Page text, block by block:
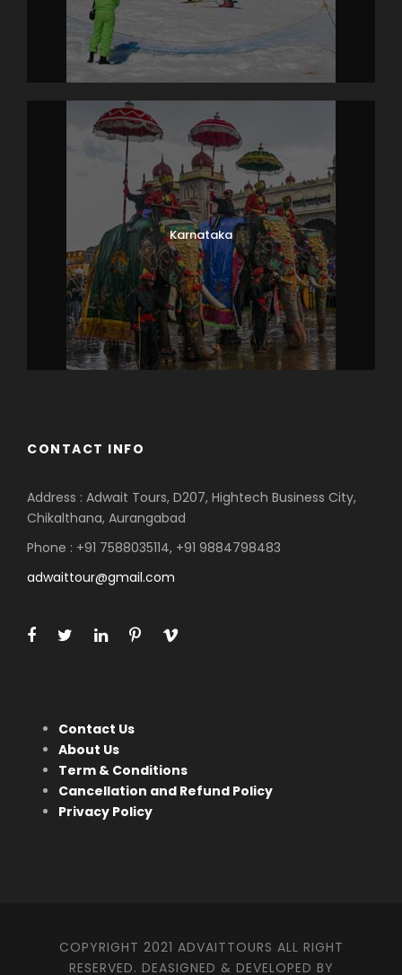
Karnataka
CONTACT INFO
Address : Adwait Tours, D207, Hightech Business City,
Chikalthana, Aurangabad
Phone : +91 7588035114, +91 9884798483
adwaittour@gmail.com
Contact Us
About Us
Term & Conditions
Cancellation and Refund Policy
Privacy Policy
COPYRIGHT 2021 ADVAITTOURS ALL RIGHT
RESERVED. DEASIGNED & DEVELOPED BY